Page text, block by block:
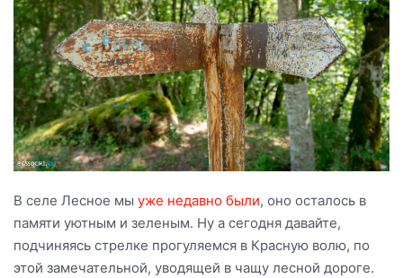
В селе Лесное мы уже недавно были, оно осталось в
памяти уютным и зеленым. Ну а сегодня давайте,
подчиняясь стрелке прогуляемся в Красную волю, по
этой замечательной, уводящей в чащу лесной дороге.